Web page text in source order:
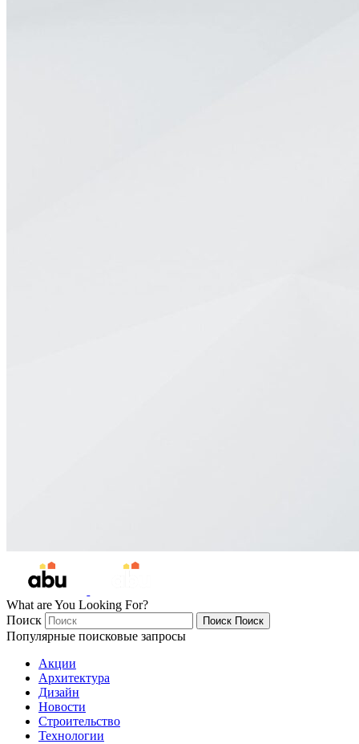
What are You Looking For?
Поиск
Поиск Поиск
Популярные поисковые запросы
Акции
Архитектура
Дизайн
Новости
Строительство
Технологии